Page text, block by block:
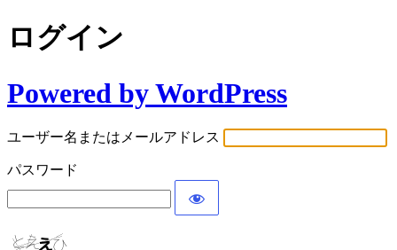
ログイン
Powered by WordPress
ユーザー名またはメールアドレス
パスワード